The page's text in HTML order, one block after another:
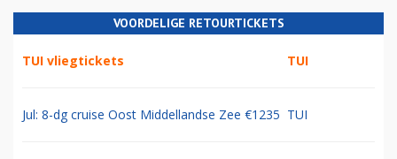
VOORDELIGE RETOURTICKETS
TUI vliegtickets TUI
Jul: 8-dg cruise Oost Middellandse Zee €1235 TUI